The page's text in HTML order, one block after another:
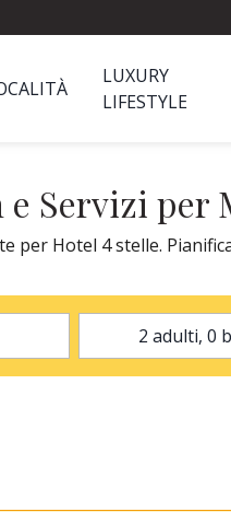
LUXURY
LIFESTYLE
e Servizi
Hotel 4 stelle.